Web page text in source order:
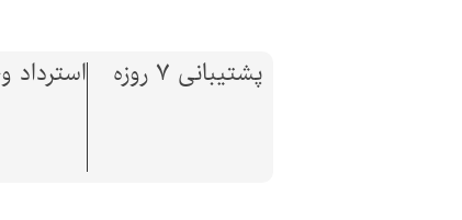
پشتیبانی 7 روزه استرداد وجه